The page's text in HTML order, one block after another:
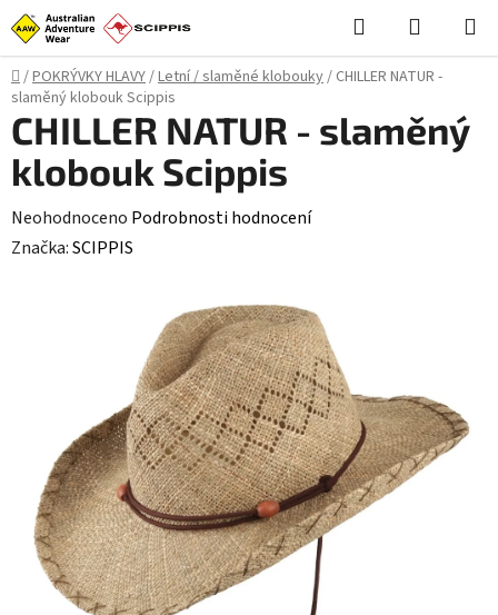
Přejít
na
obsah
Hledat
KOŠÍK
Domů
/POKRÝVKY HLAVY/Letní / slaměné klobouky/ CHILLER NATUR -
slaměný klobouk Scippis
CHILLER NATUR - slaměný
klobouk Scippis
Průměrné
hodnocení
hvězdiček.
Neohodnoceno Podrobnosti hodnocení
Značka:SCIPPIS